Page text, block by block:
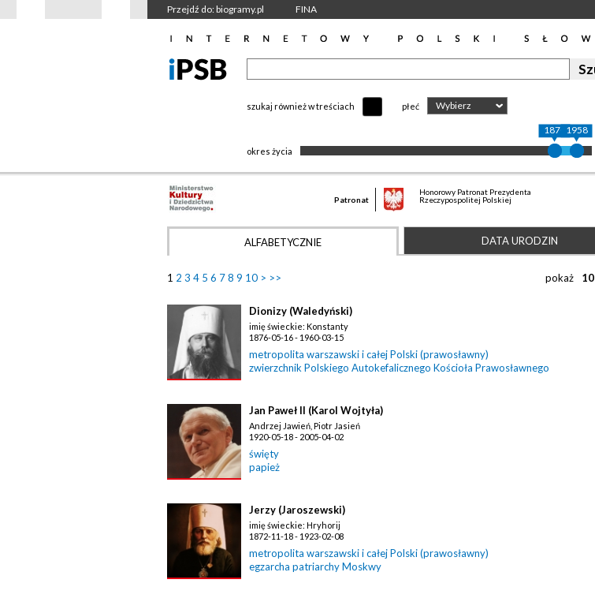
Przejdź do: biogramy.pl FINA
szukaj również w treściach płeć Wybierz
okres życia
1870 1958
Patronat
Honorowy Patronat Prezydenta
Rzeczypospolitej Polskiej
ALFABETYCZNIE DATA URODZIN
1 2 3 4 5 6 78 9 10 > >> pokaż 10
Dionizy (Waledyński)
imię świeckie: Konstanty
1876-05-16 - 1960-03-15
metropolita warszawski i całej Polski (prawosławny)
zwierzchnik Polskiego Autokefalicznego Kościoła Prawosławnego
Jan Paweł II (Karol Wojtyła)
Andrzej Jawień, Piotr Jasień
1920-05-18 - 2005-04-02
święty
papież
Jerzy (Jaroszewski)
imię świeckie: Hryhorij
1872-11-18 - 1923-02-08
metropolita warszawski i całej Polski (prawosławny)
egzarcha patriarchy Moskwy